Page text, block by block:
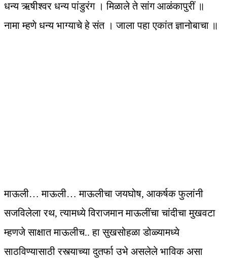
धन्य ऋषीश्वर धन्य पांडुरंग । मिळाले ते सांग आळंकापुरीं ॥
नामा म्हणे धन्य भाग्याचे हे संत । जाला पहा एकांत ज्ञानोबाचा ॥
माऊली… माऊली… माऊलीचा जयघोष, आकर्षक फुलांनी
सजविलेला रथ, त्यामध्ये विराजमान माऊलींचा चांदीचा मुखवटा
म्हणजे साक्षात माऊलीच.. हा सुखसोहळा डोळ्यामध्ये
साठविण्यासाठी रस्त्याच्या दुतर्फा उभे असलेले भाविक असा